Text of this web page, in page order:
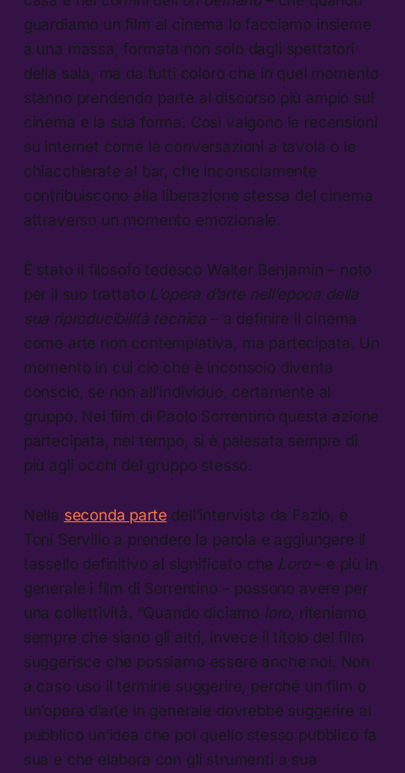
guardiamo un film al cinema lo facciamo insieme
a una massa, formata non solo dagli spettatori
della sala, ma da tutti coloro che in quel momento
stanno prendendo parte al discorso più ampio sul
cinema e la sua forma. Così valgono le recensioni
su internet come le conversazioni a tavola o le
chiacchierate al bar, che inconsciamente
contribuiscono alla liberazione stessa del cinema
attraverso un momento emozionale.
È stato il filosofo tedesco Walter Benjamin – noto
per il suo trattato L’opera d’arte nell’epoca della
sua riproducibilità tecnica – a definire il cinema
come arte non contemplativa, ma partecipata. Un
momento in cui ciò che è inconscio diventa
conscio, se non all’individuo, certamente al
gruppo. Nei film di Paolo Sorrentino questa azione
partecipata, nel tempo, si è palesata sempre di
più agli occhi del gruppo stesso.
Nella seconda parte dell’intervista da Fazio, è
Toni Servillo a prendere la parola e aggiungere il
tassello definitivo al significato che Loro– e più in
generale i film di Sorrentino – possono avere per
una collettività. “Quando diciamo loro, riteniamo
sempre che siano gli altri, invece il titolo del film
suggerisce che possiamo essere anche noi. Non
a caso uso il termine suggerire, perché un film o
un’opera d’arte in generale dovrebbe suggerire al
pubblico un’idea che poi quello stesso pubblico fa
sua e che elabora con gli strumenti a sua